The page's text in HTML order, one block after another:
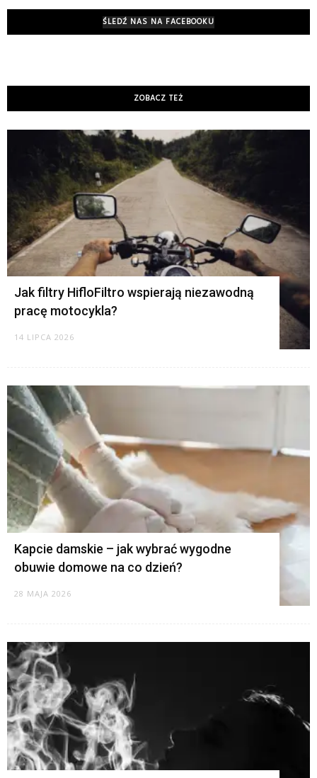
ŚLEDŹ NAS NA FACEBOOKU
ZOBACZ TEŻ
Jak filtry HifloFiltro wspierają niezawodną
pracę motocykla?
14 LIPCA 2026
Kapcie damskie – jak wybrać wygodne
obuwie domowe na co dzień?
28 MAJA 2026